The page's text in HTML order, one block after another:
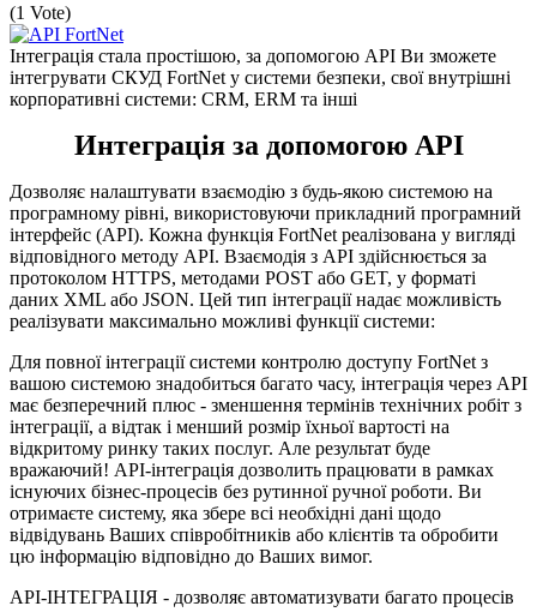
(1 Vote)
Інтеграція стала простішою, за допомогою API Ви зможете
інтегрувати СКУД FortNet у системи безпеки, свої внутрішні
корпоративні системи: CRM, ERM та інші
Интеграція за допомогою API
Дозволяє налаштувати взаємодію з будь-якою системою на
програмному рівні, використовуючи прикладний програмний
інтерфейс (API). Кожна функція FortNet реалізована у вигляді
відповідного методу API. Взаємодія з API здійснюється за
протоколом HTTPS, методами POST або GET, у форматі
даних XML або JSON. Цей тип інтеграції надає можливість
реалізувати максимально можливі функції системи:
Для повної інтеграції системи контролю доступу FortNet з
вашою системою знадобиться багато часу, інтеграція через API
має безперечний плюс - зменшення термінів технічних робіт з
інтеграції, а відтак і менший розмір їхньої вартості на
відкритому ринку таких послуг. Але результат буде
вражаючий! API-інтеграція дозволить працювати в рамках
існуючих бізнес-процесів без рутинної ручної роботи. Ви
отримаєте систему, яка збере всі необхідні дані щодо
відвідувань Ваших співробітників або клієнтів та обробити
цю інформацію відповідно до Ваших вимог.
API-ІНТЕГРАЦІЯ - дозволяє автоматизувати багато процесів